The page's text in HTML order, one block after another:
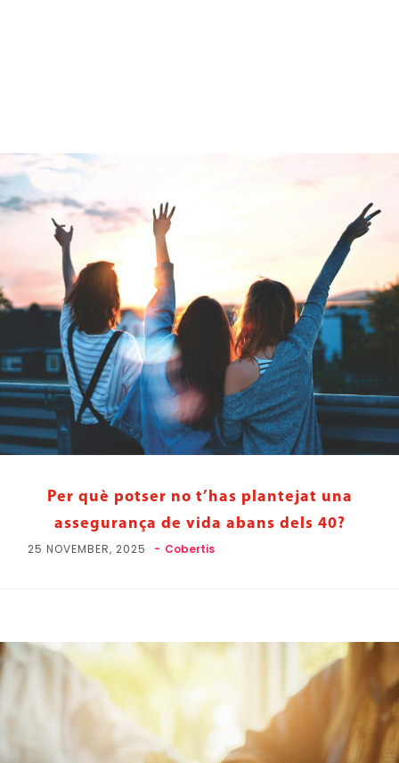
Per què potser no t’has plantejat una
assegurança de vida abans dels 40?
25 NOVEMBER, 2025 Cobertis